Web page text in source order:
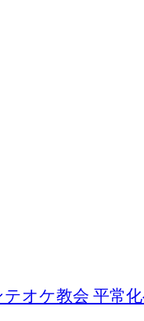
オケ教会 平常